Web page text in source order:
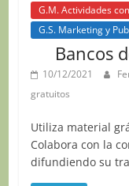
G.M. Actividades
G.S. Marketing y
Bancos
10/12/2021
gratuitos
Utiliza material
Colabora con la
difundiendo su